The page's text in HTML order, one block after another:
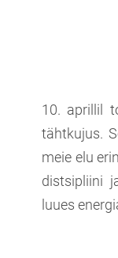
10. aprillil
tähtkujus.
meie elu
distsipliini
luues